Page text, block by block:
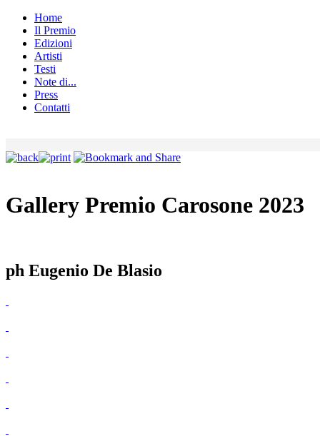
Home
Il Premio
Edizioni
Artisti
Testi
Note di...
Press
Contatti
Gallery Premio Carosone 2023
ph Eugenio De Blasio